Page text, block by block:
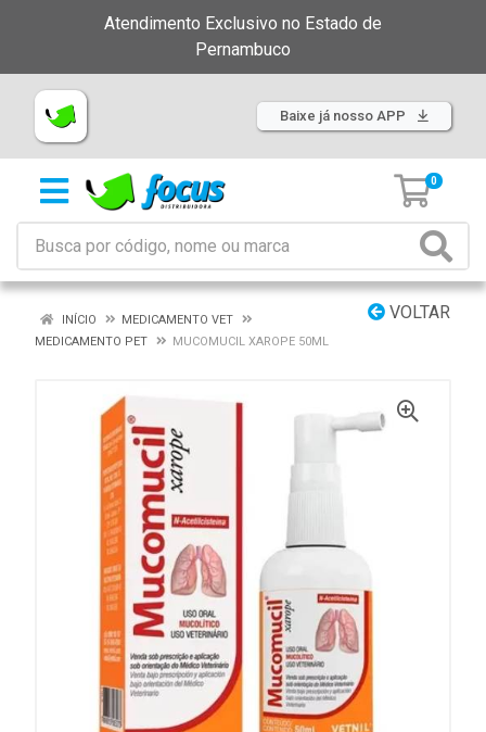
Atendimento Exclusivo no Estado de
Pernambuco
Baixe já nosso APP
0
VOLTAR
INÍCIO
MEDICAMENTO VET
MEDICAMENTO PET
MUCOMUCIL XAROPE 50ML